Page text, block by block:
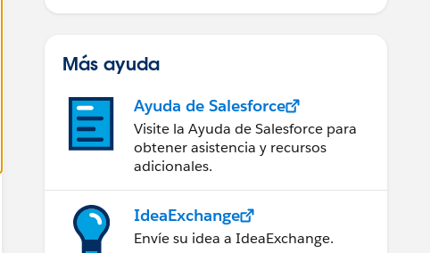
Más ayuda
Ayuda de Salesforce
Visite la Ayuda de Salesforce para
obtener asistencia y recursos
adicionales.
IdeaExchange
Envíe su idea a IdeaExchange.